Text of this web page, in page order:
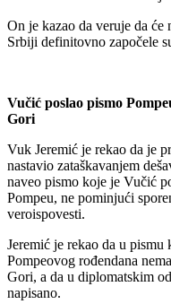
On je kazao da veruje da
Srbiji definitovno započele
Vučić poslao pismo
Gori
Vuk Jeremić je rekao da je
nastavio zataškavanjem
naveo pismo koje je Vučić
Pompeu, ne pominjući
veroispovesti.
Jeremić je rekao da u
Pompeovog rođendana
Gori, a da u diplomatskim
napisano.